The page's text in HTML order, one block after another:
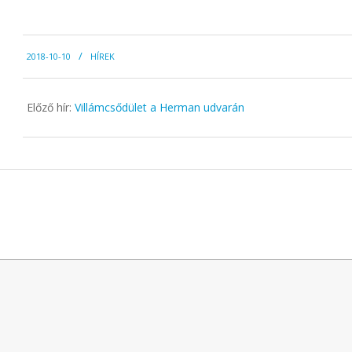
10-
10
2018-10-10 HÍREK
Előző hír: Villámcsődület a Herman udvarán